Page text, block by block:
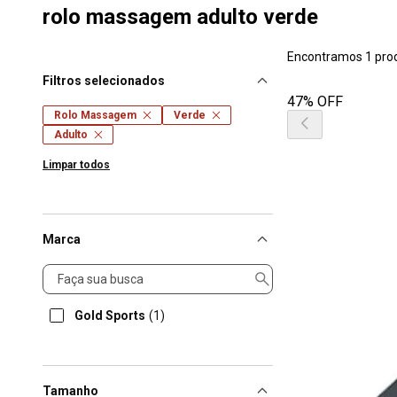
rolo massagem adulto verde
Filtros selecionados
Rolo Massagem
Verde
Adulto
Limpar todos
Marca
Marca
Gold Sports (1)
Tamanho
Encontramos 1
47% OFF